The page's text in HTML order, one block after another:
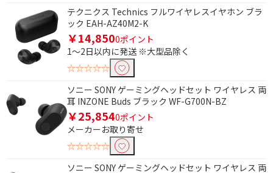
テクニクス Technics フルワイヤレスイヤホン ブラ
ック EAH-AZ40M2-K
￥14,8500ポイント
1～2日以内に発送 ※大型品除く
☆☆☆☆☆
ソニー SONY ゲーミングヘッドセット ワイヤレス 両
耳 INZONE Buds ブラック WF-G700N-BZ
￥25,8540ポイント
メーカーお取り寄せ
☆☆☆☆☆
ソニー SONY ゲーミングヘッドセット ワイヤレス 両
フリーワードで絞り込む
除外する
除外する にチェックを入れると、指定したワード
を除外して検索します。
価格で絞り込む
円